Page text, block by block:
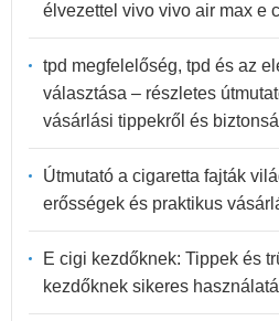
élvezettel vivo vivo air max e
tpd megfelelőség, tpd és az
választása – részletes
vásárlási tippekről és
Útmutató a cigaretta fajták
erősségek és praktikus
E cigi kezdőknek: Tippek és
kezdőknek sikeres